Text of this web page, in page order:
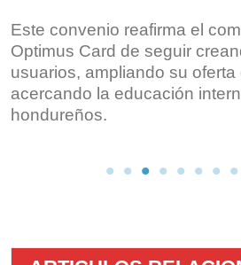
Este convenio reafirma el
Optimus Card de seguir
usuarios, ampliando su
acercando la educación
hondureños.